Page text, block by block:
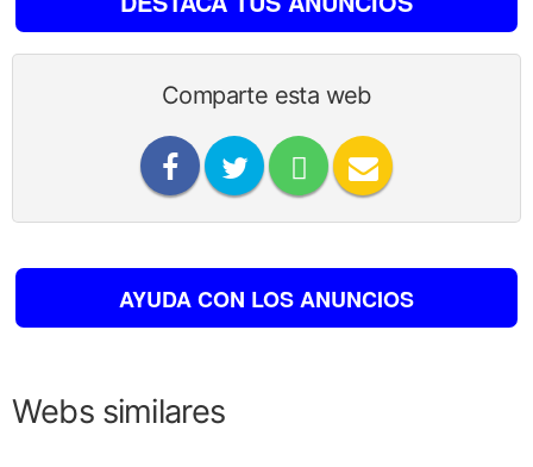
Comparte esta web
AYUDA CON LOS ANUNCIOS
Webs similares